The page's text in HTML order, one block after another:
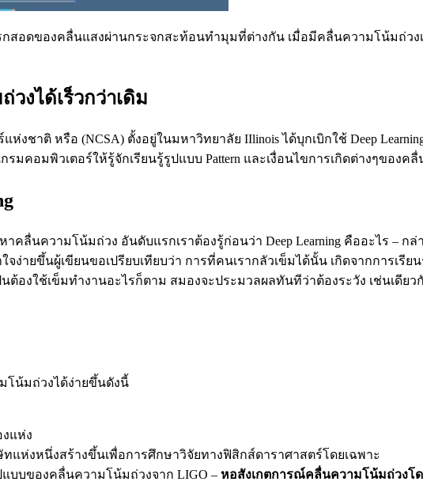
สอดของคลื่นแสงผ่านกระจกสะท้อนทำมุมที่ต่างกัน เมื่อมีคลื่นความโน้มถ่วง
งได้เร็วกว่าเดิม
ชาติ หรือ (NCSA) ตั้งอยู่ในมหาวิทยาลัย IIlinois ได้บุกเบิกใช้ Deep
มคอมพิวเตอร์ให้รู้จักเรียนรู้รูปแบบ Pattern และเงื่อนไขการเกิดต่างๆของค
คลื่นความโน้มถ่วง อันดับแรกเราต้องรู้ก่อนว่า Deep Learning คืออะไร –
จง่ายขึ้นผู้เขียนขอเปรียบเทียบว่า การที่คนเรากลัวเข็มได้นั้น เกิดจากการเ
องใช้เข็มทำงานอะไรก็ตาม สมองจะประมวลผลทันทีว่าต้องระวัง เช่นเดีย
น้มถ่วงได้ง่ายขึ้นดังนี้
แห่ง
ทแห่งหนึ่งสร้างขึ้นเพื่อการศึกษาวิจัยทางฟิสิกส์ดาราศาสตร์โดยเฉพาะ
บบของคลื่นความโน้มถ่วงจาก LIGO – หอสังเกตการณ์คลื่นความโน้มถ่วงโด